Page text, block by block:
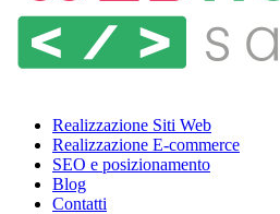
Realizzazione Siti Web
Realizzazione E-commerce
SEO e posizionamento
Blog
Contatti